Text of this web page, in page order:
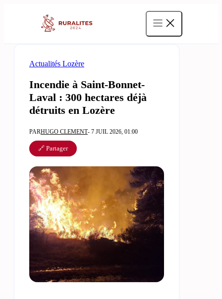
Actualités Lozère
Incendie à Saint-Bonnet-
Laval : 300 hectares déjà
détruits en Lozère
PARHUGO CLEMENT- 7 JUIL 2026, 01:00
🔗 Partager